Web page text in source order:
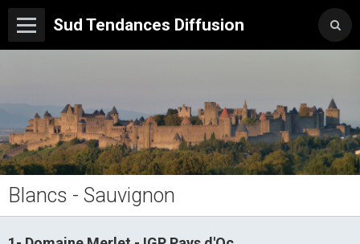
Sud Tendances Diffusion
Blancs - Sauvignon